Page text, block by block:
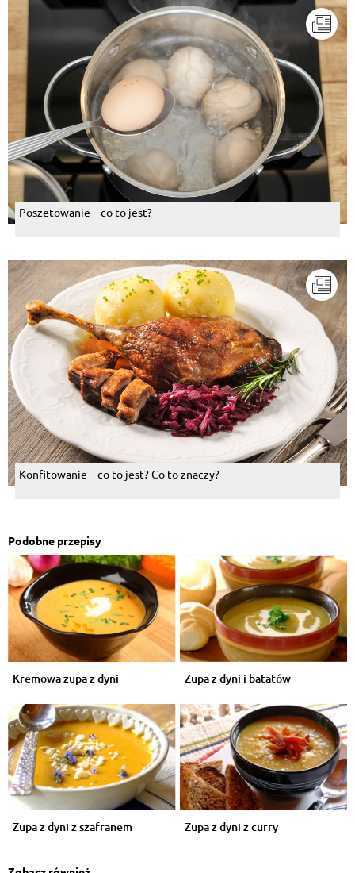
Poszetowanie – co to jest?
Konfitowanie – co to jest? Co to znaczy?
Podobne przepisy
Kremowa zupa z dyni Zupa z dyni i batatów
Zupa z dyni z szafranem Zupa z dyni z curry